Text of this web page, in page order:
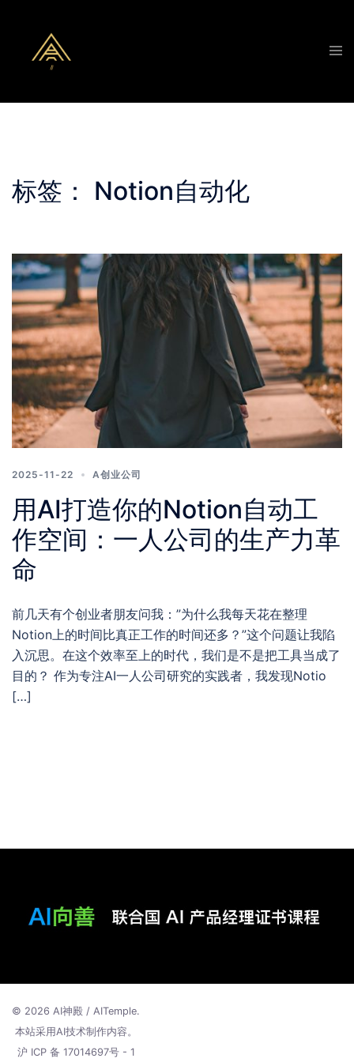
content
标签： Notion自动化
2025-11-22 A创业公司
用AI打造你的Notion自动工
作空间：一人公司的生产力革
命
前几天有个创业者朋友问我：”为什么我每天花在整理
Notion上的时间比真正工作的时间还多？”这个问题让我陷
入沉思。在这个效率至上的时代，我们是不是把工具当成了
目的？ 作为专注AI一人公司研究的实践者，我发现Notio
[…]
© 2026 AI神殿 / AITemple.
本站采用AI技术制作内容。
沪 ICP 备 17014697号 - 1